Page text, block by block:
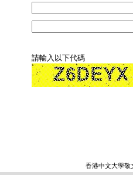
請輸入以下代碼
香港中文大學敬